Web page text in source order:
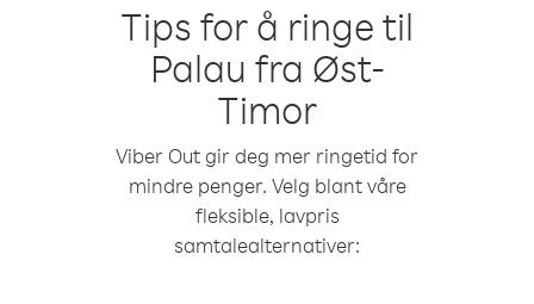
Tips for å ringe til
Palau fra Øst-
Timor
Viber Out gir deg mer ringetid for
mindre penger. Velg blant våre
fleksible, lavpris
samtalealternativer: